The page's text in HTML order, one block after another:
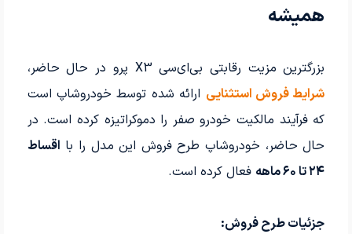
همیشه
بزرگترین مزیت رقابتی بی‌ای‌سی X3 پرو در حال حاضر،
شرایط فروش استثنایی ارائه شده توسط خودروشاپ است
که فرآیند مالکیت خودرو صفر را دموکراتیزه کرده است. در
حال حاضر، خودروشاپ طرح فروش این مدل را با اقساط
۲۴ تا ۶۰ ماهه
فعال کرده است.
جزئیات طرح فروش: